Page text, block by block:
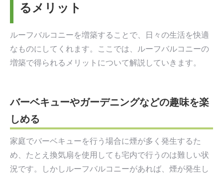
るメリット
ルーフバルコニーを増築することで、日々の生活を快適
なものにしてくれます。ここでは、ルーフバルコニーの
増築で得られるメリットについて解説していきます。
バーベキューやガーデニングなどの趣味を楽
しめる
家庭でバーベキューを行う場合に煙が多く発生するた
め、たとえ換気扇を使用しても宅内で行うのは難しい状
況です。しかしルーフバルコニーがあれば、煙が発生し